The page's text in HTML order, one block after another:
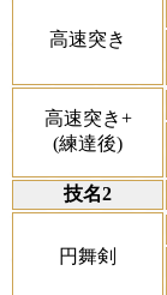
高速突き
高速突き+
(練達後)
技名2
円舞剣